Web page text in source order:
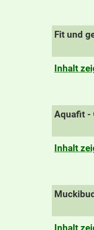
Fit und
Inhalt
Aquafit -
Inhalt